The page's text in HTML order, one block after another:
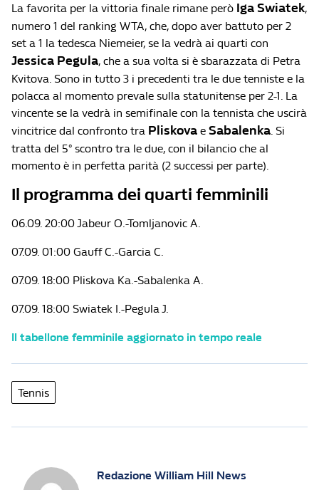
La favorita per la vittoria finale rimane però Iga Swiatek,
numero 1 del ranking WTA, che, dopo aver battuto per 2
set a 1 la tedesca Niemeier, se la vedrà ai quarti con
Jessica Pegula, che a sua volta si è sbarazzata di Petra
Kvitova. Sono in tutto 3 i precedenti tra le due tenniste e la
polacca al momento prevale sulla statunitense per 2-1. La
vincente se la vedrà in semifinale con la tennista che uscirà
vincitrice dal confronto tra Pliskova e Sabalenka. Si
tratta del 5° scontro tra le due, con il bilancio che al
momento è in perfetta parità (2 successi per parte).
Il programma dei quarti femminili
06.09. 20:00 Jabeur O.-Tomljanovic A.
07.09. 01:00 Gauff C.-Garcia C.
07.09. 18:00 Pliskova Ka.-Sabalenka A.
07.09. 18:00 Swiatek I.-Pegula J.
Il tabellone femminile aggiornato in tempo reale
Tennis
Redazione William Hill News